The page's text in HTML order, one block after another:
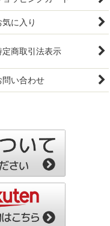
気に入り
定商取引法表示
問い合わせ